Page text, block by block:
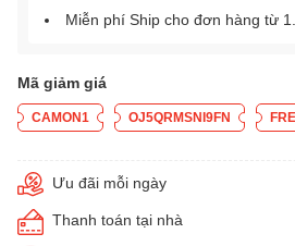
Miễn phí Ship cho đơn hàng từ
Mã giảm giá
CAMON1 OJ5QRMSNI9FN
Ưu đãi mỗi ngày
Thanh toán tại nhà